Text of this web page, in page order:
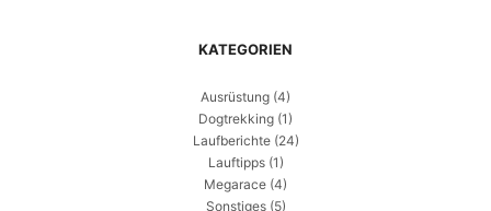
KATEGORIEN
Ausrüstung (4)
Dogtrekking (1)
Laufberichte(24)
Lauftipps(1)
Megarace (4)
Sonstiges(5)